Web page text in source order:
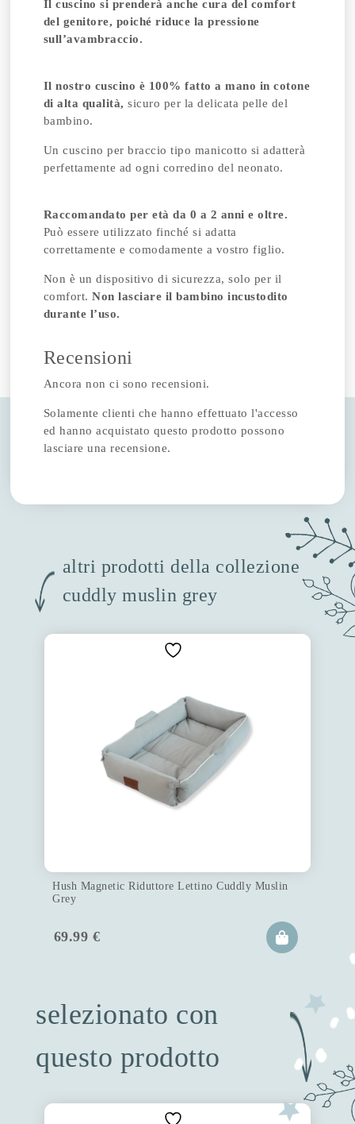
Il cuscino si prenderà anche cura del comfort
del genitore, poiché riduce la pressione
sull’avambraccio.
Il nostro cuscino è 100% fatto a mano in cotone
di alta qualità,sicuro per la delicata pelle del
bambino.
Un cuscino per braccio tipo manicotto si adatterà
perfettamente ad ogni corredino del neonato.
Raccomandato per età da 0 a 2 anni e oltre.
Può essere utilizzato finché si adatta
correttamente e comodamente a vostro figlio.
Non è un dispositivo di sicurezza, solo per il
comfort.Non lasciare il bambino incustodito
durante l’uso.
Recensioni
Ancora non ci sono recensioni.
Solamente clienti che hanno effettuato l'accesso
ed hanno acquistato questo prodotto possono
lasciare una recensione.
altri prodotti della collezione
cuddly muslin grey
Hush Magnetic Riduttore Lettino Cuddly Muslin
Grey
69.99 €
selezionato con
questo prodotto